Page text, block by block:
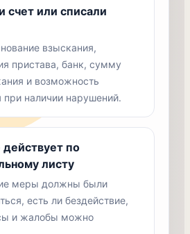
счет или списали
взыскания,
пристава, банк, сумму
и возможность
при наличии нарушений.
действует по
листу
меры должны были
есть ли бездействие,
и жалобы можно